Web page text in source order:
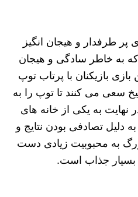
پر طرفدار و هیجان‌ انگیز
که به خاطر سادگی و هیجان
بازیکنان با پرتاب توپ
سعی می‌ کنند تا توپ را به
نهایت به یکی از خانه‌ های
به دلیل تصادفی بودن نتایج و
به محبوبیت زیادی دست
بسیار جذاب است.